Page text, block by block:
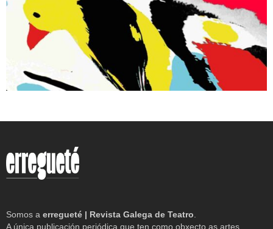
Somos a erregueté | Revista Galega de Teatro
A única publicación periódica que ten como obxecto as artes